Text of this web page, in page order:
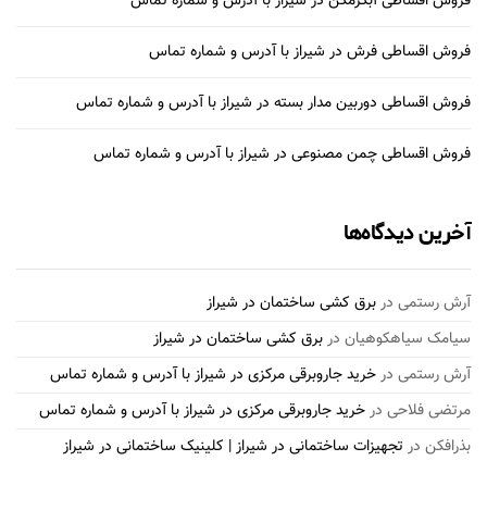
فروش اقساطی فرش در شیراز با آدرس و شماره تماس
فروش اقساطی دوربین مدار بسته در شیراز با آدرس و شماره تماس
فروش اقساطی چمن مصنوعی در شیراز با آدرس و شماره تماس
آخرین دیدگاه‌ها
آرش رستمی دربرق کشی ساختمان در شیراز
سیامک سیاهکوهیان دربرق کشی ساختمان در شیراز
آرش رستمی درخرید جاروبرقی مرکزی در شیراز با آدرس و شماره تماس
مرتضی فلاحی درخرید جاروبرقی مرکزی در شیراز با آدرس و شماره تماس
بذرافكن در تجهیزات ساختمانی در شیراز | کلینیک ساختمانی در شیراز